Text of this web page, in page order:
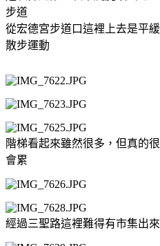
步道
從宏德宮步道口這裡上去是平
散步運動
階梯看起來雖然很多，但真的
會累
經過三聖路這裡難得有市集出